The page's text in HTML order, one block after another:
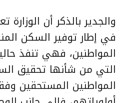
والجدير بالذكر أن
في إطار توفير السكن
المواطنين، فهي تنفذ
التي من شأنها تحقيق
المواطنين المستحقين